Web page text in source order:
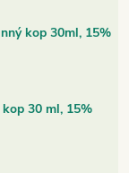
kop 30ml, 15%
30 ml, 15%